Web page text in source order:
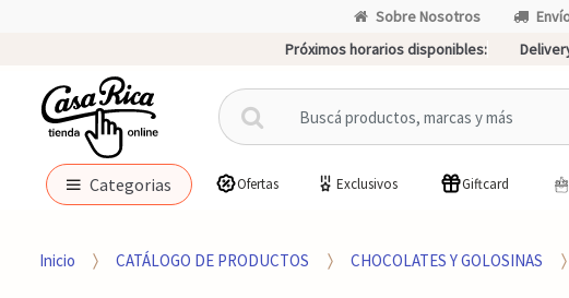
Sobre Nosotros
Próximos horarios disponibles:
B
u
c
p
Categorias Ofertas Exclusivos Giftcard
Inicio CATÁLOGO DE PRODUCTOS CHOCOLATES Y GOLOSINAS